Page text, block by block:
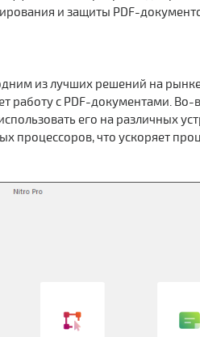
и защиты PDF-
из лучших решений на
работу с PDF-документами.
его на различных
что ускоряет